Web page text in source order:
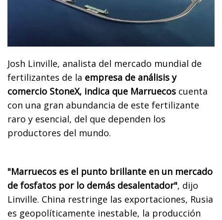
Josh Linville, analista del mercado mundial de
fertilizantes de la empresa de análisis y
comercio StoneX, indica que Marruecos cuenta
con una gran abundancia de este fertilizante
raro y esencial, del que dependen los
productores del mundo.
"Marruecos es el punto brillante en un mercado
de fosfatos por lo demás desalentador", dijo
Linville. China restringe las exportaciones, Rusia
es geopolíticamente inestable, la producción